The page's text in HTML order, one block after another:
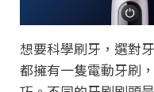
想要科學刷牙，選對
都擁有一隻電動牙刷